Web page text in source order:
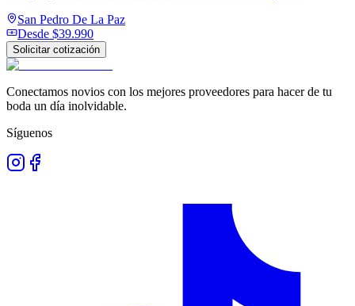
San Pedro De La Paz
Desde $39.990
Solicitar cotización
Conectamos novios con los mejores proveedores para hacer de tu
boda un día inolvidable.
Síguenos